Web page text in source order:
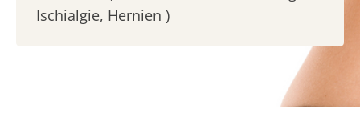
Ischialgie, Hernien )